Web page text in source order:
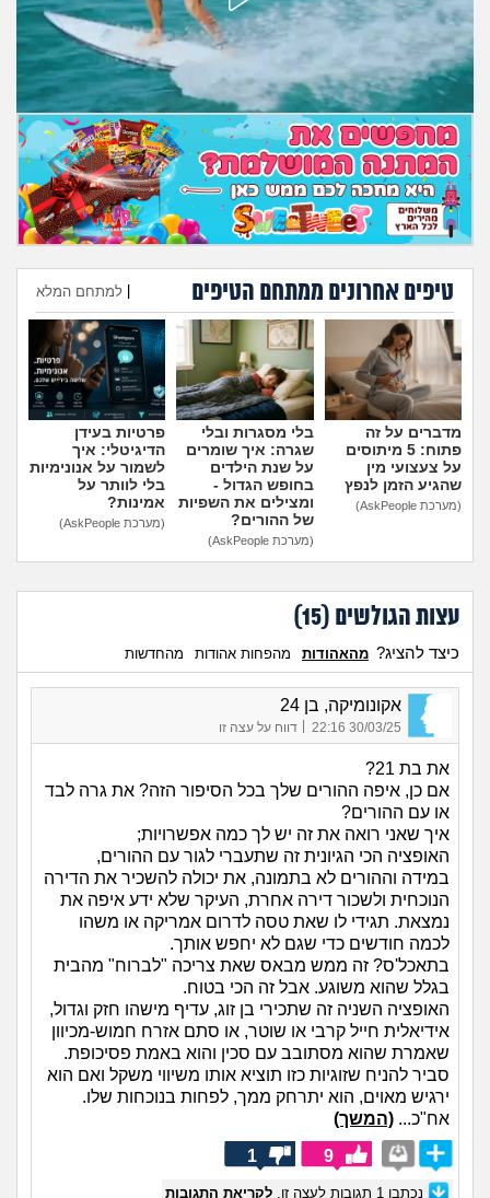
גאווה
טיפים אחרונים ממתחם הטיפים למתחם המלא
הוספת טיפ
מדברים על זה
פתוח: 5 מיתוסים
על צעצועי מין
שהגיע הזמן לנפץ
(מערכת AskPeople)
בלי מסגרות ובלי
שגרה: איך שומרים
על שנת הילדים
בחופש הגדול -
ומצילים את השפיות
של ההורים?
(מערכת AskPeople)
פרטיות בעידן
הדיגיטלי: איך
לשמור על אנונימיות
בלי לוותר על
אמינות?
(מערכת AskPeople)
עצות הגולשים (15
)
כיצד להציג? מהאהודות מהפחות אהודות מהחדשות
אקונומיקה, בן 24
30/03/25 22:16 דווח על עצה זו
את בת 21?
אם כן, איפה ההורים שלך בכל הסיפור הזה? את גרה לבד
או עם ההורים?
איך שאני רואה את זה יש לך כמה אפשרויות;
האופציה הכי הגיונית זה שתעברי לגור עם ההורים,
במידה וההורים לא בתמונה, את יכולה להשכיר את הדירה
הנוכחית ולשכור דירה אחרת, העיקר שלא ידע איפה את
נמצאת. תגידי לו שאת טסה לדרום אמריקה או משהו
לכמה חודשים כדי שגם לא יחפש אותך.
בתאכל'ס? זה ממש מבאס שאת צריכה "לברוח" מהבית
בגלל שהוא משוגע. אבל זה הכי בטוח.
האופציה השניה זה שתכירי בן זוג, עדיף מישהו חזק וגדול,
אידיאלית חייל קרבי או שוטר, או סתם אזרח חמוש-מכיוון
שאמרת שהוא מסתובב עם סכין והוא באמת פסיכופת.
סביר להניח שזוגיות כזו תוציא אותו משיווי משקל ואם הוא
ירגיש מאוים, הוא יתרחק ממך, לפחות בנוכחות שלו.
אח"כ... (המשך)
9
1
נכתבו 1 תגובות לעצה זו. לקריאת התגובות